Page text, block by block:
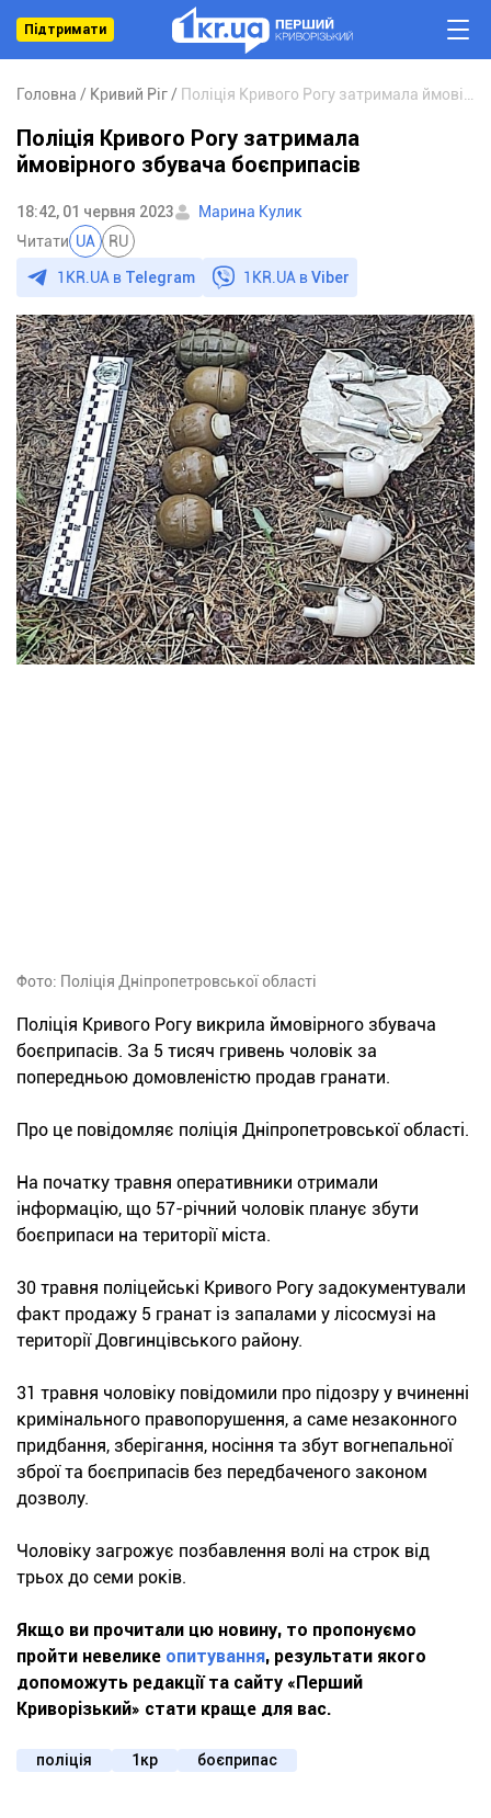
Підтримати
Головна Кривий Ріг
Поліція Кривого Рогу затримала
ймовірного збувача боєприпасів
18:42, 01 червня 2023
Марина Кулик
Читати UA RU
1KR.UA в Telegram 1KR.UA вViber
Фото: Поліція Дніпропетровської області
Поліція Кривого Рогу викрила ймовірного збувача
боєприпасів. За 5 тисяч гривень чоловік за
попередньою домовленістю продав гранати.
Про це повідомляє поліція Дніпропетровської області.
На початку травня оперативники отримали
інформацію, що 57-річний чоловік планує збути
боєприпаси на території міста.
30 травня поліцейські Кривого Рогу задокументували
факт продажу 5 гранат із запалами у лісосмузі на
території Довгинцівського району.
31 травня чоловіку повідомили про підозру у вчиненні
кримінального правопорушення, а саме незаконного
придбання, зберігання, носіння та збут вогнепальної
зброї та боєприпасів без передбаченого законом
дозволу.
Чоловіку загрожує позбавлення волі на строк від
трьох до семи років.
Якщо ви прочитали цю новину, то пропонуємо
пройти невелике опитування, результати якого
допоможуть редакції та сайту «Перший
Криворізький» стати краще для вас.
поліція 1кр боєприпас